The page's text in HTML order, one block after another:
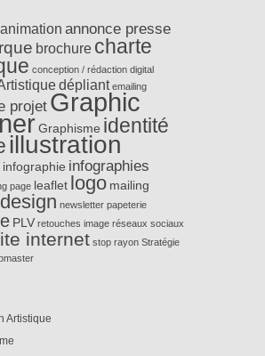
animation annonce presse
brochure charte
conception / rédaction digital
dépliant emailing
projetGraphic
Graphisme identité
illustration
infographie infographies
page leaflet logo mailing
newsletter papeterie
PLV retouches image réseaux sociaux
internet stop rayon Stratégie
Artistique